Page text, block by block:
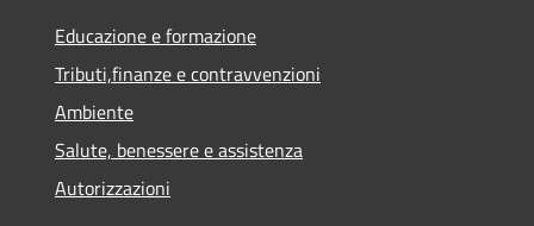
Educazione e formazione
Tributi,finanze e contravvenzioni
Ambiente
Salute, benessere e assistenza
Autorizzazioni